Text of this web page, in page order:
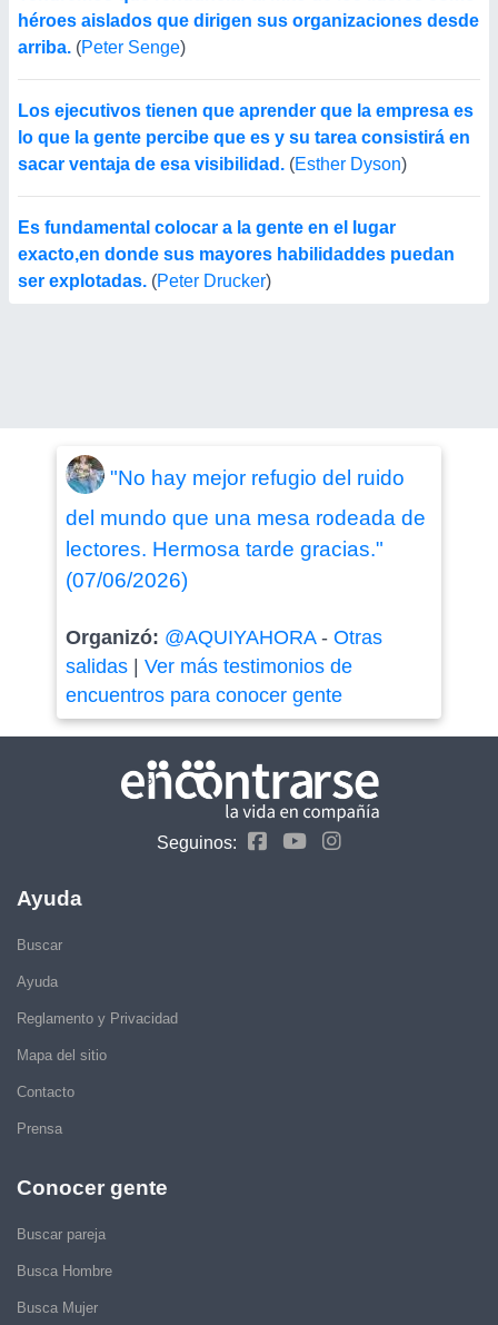
héroes aislados que dirigen sus organizaciones desde
arriba. (Peter Senge)
Los ejecutivos tienen que aprender que la empresa es
lo que la gente percibe que es y su tarea consistirá en
sacar ventaja de esa visibilidad. (Esther Dyson)
Es fundamental colocar a la gente en el lugar
exacto,en donde sus mayores habilidaddes puedan
ser explotadas. (Peter Drucker)
"No hay mejor refugio del ruido
del mundo que una mesa rodeada de
lectores. Hermosa tarde gracias."
(07/06/2026)
Organizó: @AQUIYAHORA- Otras
salidas| Ver más testimonios de
encuentros para conocer gente
Seguinos:
Ayuda
Buscar
Ayuda
Reglamento y Privacidad
Mapa del sitio
Contacto
Prensa
Conocer gente
Buscar pareja
Busca Hombre
Busca Mujer